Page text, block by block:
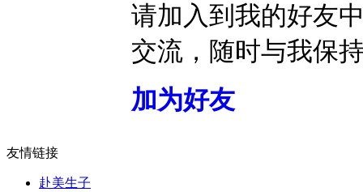
请加入到我的好友
交流，随时与我保
加为好友
友情链接
赴美生子